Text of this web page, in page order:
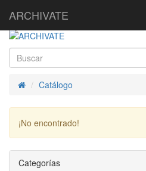
ARCHIVATE
InicioCatálogo
¡No encontrado!
Categorías